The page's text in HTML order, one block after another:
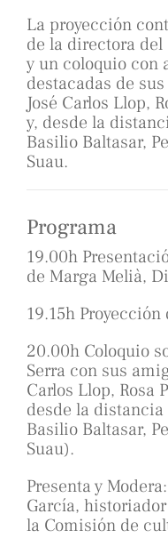
La proyección
de la directora
y un coloquio con
destacadas de
José Carlos Llop,
y, desde la
Basilio Baltasar,
Suau.
Programa
19.00h
de Marga Melià,
19.15h
20.00h Coloquio
Serra con sus
Carlos Llop, Rosa
desde la
Basilio Baltasar,
Suau).
Presenta y
García,
la Comisión de